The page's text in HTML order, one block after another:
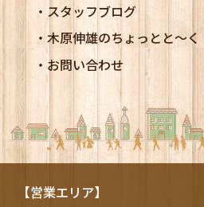
スタッフブログ
木原伸雄のちょっとと～く
お問い合わせ
【営業エリア】